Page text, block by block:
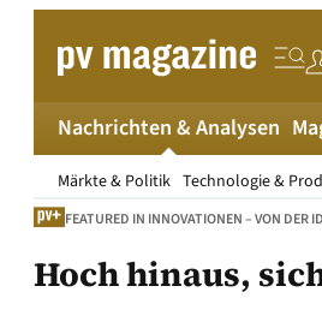
springen
Nachrichten & Analysen
Märkte & Politik Technologie &
FEATURED IN INNOVATIONEN – VON DER
Hoch hinaus,